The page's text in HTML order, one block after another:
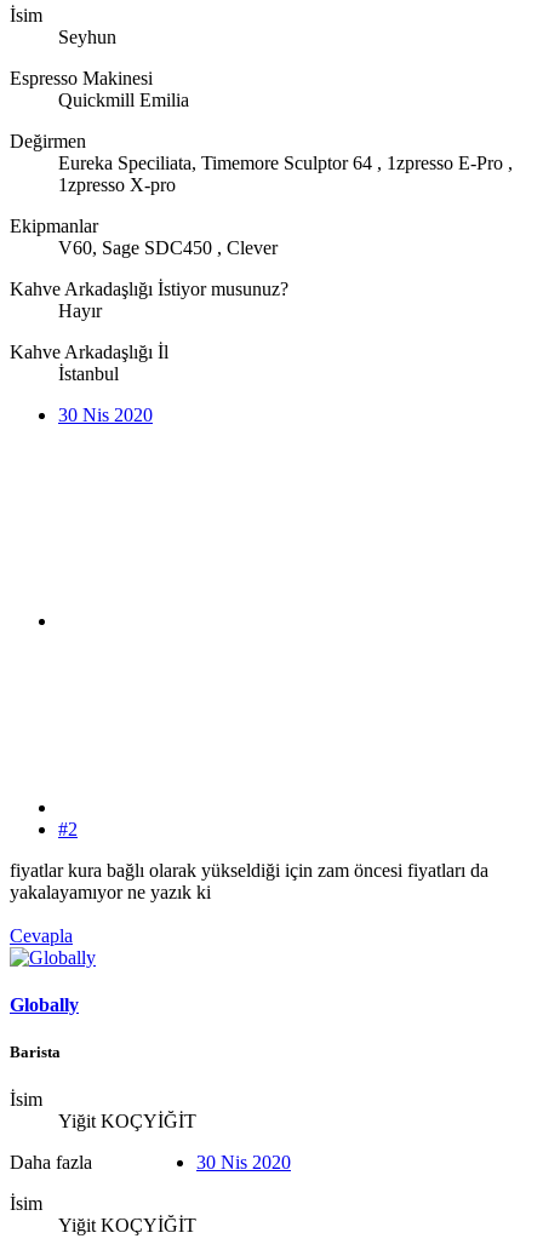
İsim
Seyhun
Espresso Makinesi
Quickmill Emilia
Değirmen
Eureka Speciliata, Timemore Sculptor 64 , 1zpresso E-Pro ,
1zpresso X-pro
Ekipmanlar
V60, Sage SDC450 , Clever
Kahve Arkadaşlığı İstiyor musunuz?
Hayır
Kahve Arkadaşlığı İl
İstanbul
30 Nis 2020
#2
fiyatlar kura bağlı olarak yükseldiği için zam öncesi fiyatları da
yakalayamıyor ne yazık ki
Cevapla
Globally
Barista
İsim
Yiğit KOÇYİĞİT
Daha fazla
İsim
Yiğit KOÇYİĞİT
30 Nis 2020